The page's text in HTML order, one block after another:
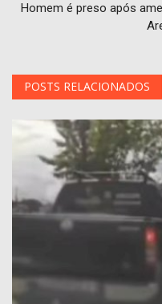
Homem é preso após
POSTS RELACIONADOS